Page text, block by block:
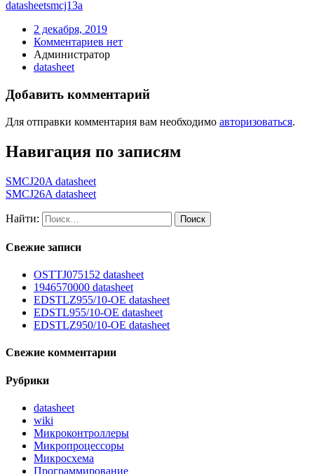
datasheetsmcj13a
2 декабря, 2019
Комментариев нет
Администратор
datasheet
Добавить комментарий
Для отправки комментария вам необходимо авторизоваться.
Навигация по записям
SMCJ20A datasheet
SMCJ26A datasheet
Найти:
Свежие записи
OSTTJ075152 datasheet
1946570000 datasheet
EDSTLZ955/10-OE datasheet
EDSTL955/10-OE datasheet
EDSTLZ950/10-OE datasheet
Свежие комментарии
Рубрики
datasheet
wiki
Микроконтроллеры
Микропроцессоры
Микросхема
Программирование